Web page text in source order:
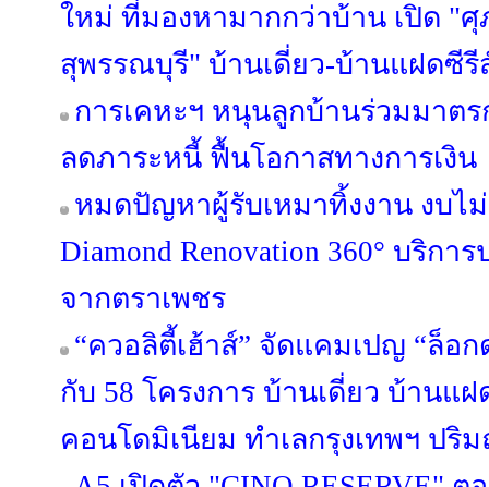
ใหม่ ที่มองหามากกว่าบ้าน เปิด "
สุพรรณบุรี" บ้านเดี่ยว-บ้านแฝดซีรี
การเคหะฯ หนุนลูกบ้านร่วมมาต
ลดภาระหนี้ ฟื้นโอกาสทางการเงิน
หมดปัญหาผู้รับเหมาทิ้งงาน งบไ
Diamond Renovation 360° บริกา
จากตราเพชร
“ควอลิตี้เฮ้าส์” จัดแคมเปญ “ล็อ
กับ 58 โครงการ บ้านเดี่ยว บ้านแ
คอนโดมิเนียม ทำเลกรุงเทพฯ ปริ